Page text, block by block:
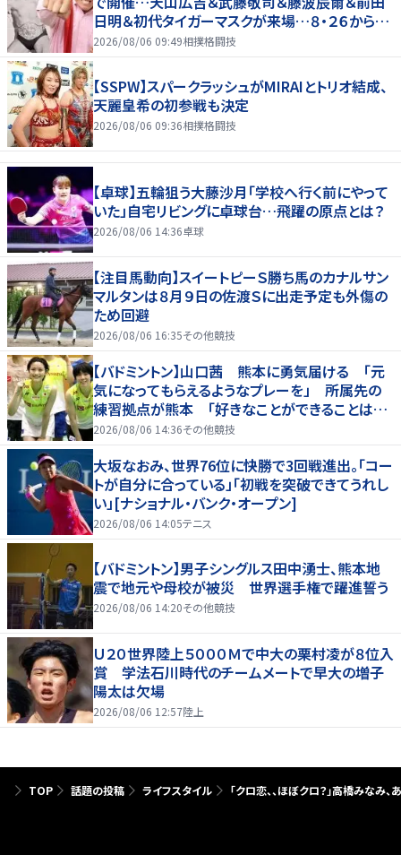
日明＆初代タイガーマスクが来場…８・２６から９・
７まで
2026/08/06 09:49相撲格闘技
【SSPW】スパークラッシュがMIRAIとトリオ結成、
天麗皇希の初参戦も決定
2026/08/06 09:36相撲格闘技
【卓球】五輪狙う大藤沙月「学校へ行く前にやって
いた」自宅リビングに卓球台…飛躍の原点とは？
2026/08/06 14:36卓球
【注目馬動向】スイートピーＳ勝ち馬のカナルサン
マルタンは８月９日の佐渡Ｓに出走予定も外傷の
ため回避
2026/08/06 16:35その他競技
【バドミントン】山口茜 熊本に勇気届ける 「元
気になってもらえるようなプレーを」 所属先の
練習拠点が熊本 「好きなことができることは当
たり前じゃない」
2026/08/06 14:36その他競技
大坂なおみ、世界76位に快勝で3回戦進出。「コー
トが自分に合っている」「初戦を突破できてうれし
い」[ナショナル・バンク・オープン]
2026/08/06 14:05テニス
【バドミントン】男子シングルス田中湧士、熊本地
震で地元や母校が被災 世界選手権で躍進誓う
2026/08/06 14:20その他競技
Ｕ２０世界陸上５０００Ｍで中大の栗村凌が８位入
賞 学法石川時代のチームメートで早大の増子
陽太は欠場
2026/08/06 12:57陸上
TOP 話題の投稿 ライフスタイル 「クロ恋、、ほぼクロ？」高橋みなみ